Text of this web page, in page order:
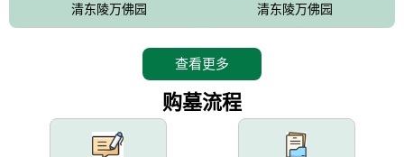
能适应不同消费阶层的需求，为客户提供墓碑设计制作服务、特色
清东陵万佛园 清东陵万佛园
查看更多
购墓流程